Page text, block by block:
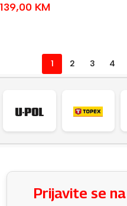
139,00 KM
1 2 3 4
Prijavite se